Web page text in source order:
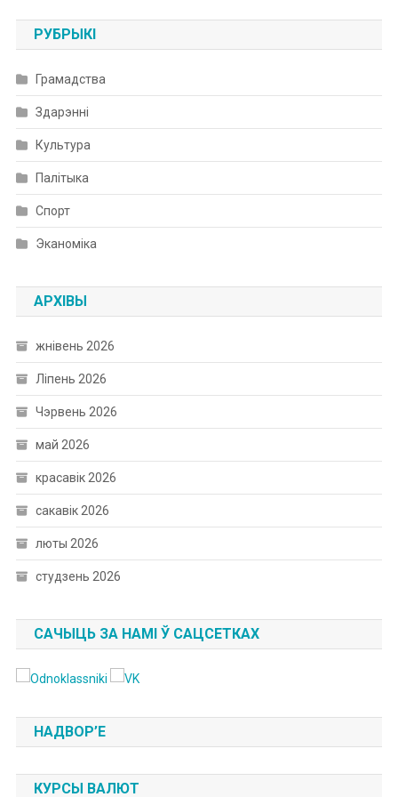
РУБРЫКІ
Грамадства
Здарэнні
Культура
Палітыка
Спорт
Эканоміка
АРХІВЫ
жнівень 2026
Ліпень 2026
Чэрвень 2026
май 2026
красавік 2026
сакавік 2026
люты 2026
студзень 2026
САЧЫЦЬ ЗА НАМІ Ў САЦСЕТКАХ
НАДВОР’Е
КУРСЫ ВАЛЮТ